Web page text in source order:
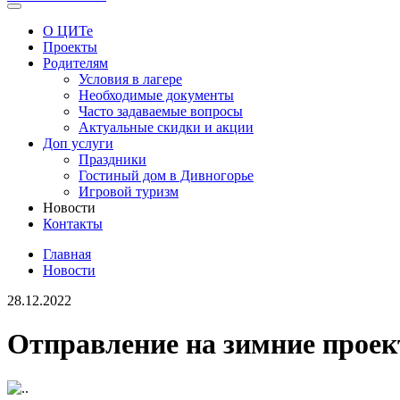
О ЦИТе
Проекты
Родителям
Условия в лагере
Необходимые документы
Часто задаваемые вопросы
Актуальные скидки и акции
Доп услуги
Праздники
Гостиный дом в Дивногорье
Игровой туризм
Новости
Контакты
Главная
Новости
28.12.2022
Отправление на зимние